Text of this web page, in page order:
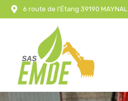
Aller
au
6 route de l'Étang 39190 MAYNAL